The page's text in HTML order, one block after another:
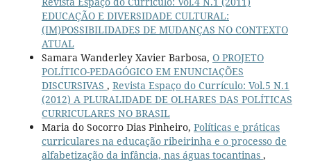
EDUCAÇÃO E DIVERSIDADE CULTURAL:
(IM)POSSIBILIDADES DE MUDANÇAS NO CONTEXTO
ATUAL
Samara Wanderley Xavier Barbosa, O PROJETO
POLÍTICO-PEDAGÓGICO EM ENUNCIAÇÕES
DISCURSIVAS , Revista Espaço do Currículo: Vol.5 N.1
(2012) A PLURALIDADE DE OLHARES DAS POLÍTICAS
CURRICULARES NO BRASIL
Maria do Socorro Dias Pinheiro, Políticas e práticas
curriculares na educação ribeirinha e o processo de
alfabetização da infância, nas águas tocantinas ,